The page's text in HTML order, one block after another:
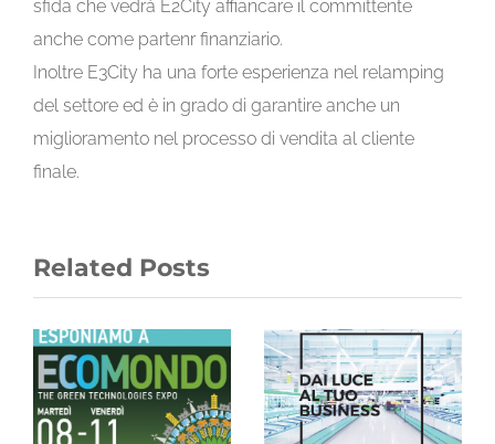
sfida che vedrà E2City affiancare il committente
anche come partenr finanziario.
Inoltre E3City ha una forte esperienza nel relamping
del settore ed è in grado di garantire anche un
miglioramento nel processo di vendita al cliente
finale.
Related Posts